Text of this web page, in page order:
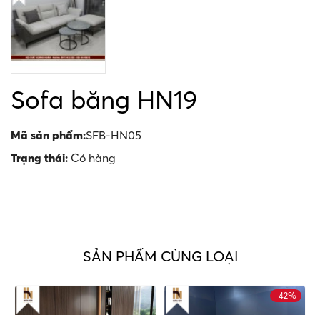
Sofa băng HN19
Mã sản phẩm:SFB-HN05
Trạng thái: Có hàng
SẢN PHẨM CÙNG LOẠI
-42%